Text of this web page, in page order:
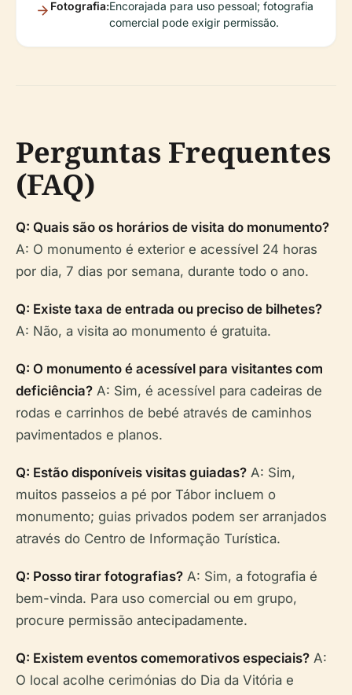
Fotografia:Encorajada para uso pessoal; fotografia
comercial pode exigir permissão.
Perguntas Frequentes
(FAQ)
Q: Quais são os horários de visita do monumento?
A: O monumento é exterior e acessível 24 horas
por dia, 7 dias por semana, durante todo o ano.
Q: Existe taxa de entrada ou preciso de bilhetes?
A: Não, a visita ao monumento é gratuita.
Q: O monumento é acessível para visitantes com
deficiência? A: Sim, é acessível para cadeiras de
rodas e carrinhos de bebé através de caminhos
pavimentados e planos.
Q: Estão disponíveis visitas guiadas? A: Sim,
muitos passeios a pé por Tábor incluem o
monumento; guias privados podem ser arranjados
através do Centro de Informação Turística.
Q: Posso tirar fotografias? A: Sim, a fotografia é
bem-vinda. Para uso comercial ou em grupo,
procure permissão antecipadamente.
Q: Existem eventos comemorativos especiais? A:
O local acolhe cerimónias do Dia da Vitória e